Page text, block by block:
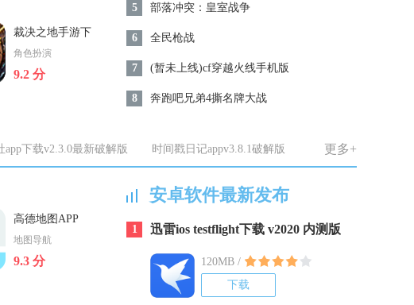
武器控的天堂。
游下载v1.0.0
一款极其真正的
游戏，它有着比
节，在这儿你可
立即下载
裁决之地手游下
载v1.0.0
角色扮演
9.2 分
游戏版是一款类传
手机游戏以传奇
任何地方都能够
奇的身影，令小
们们再次感受
5 部落冲突：皇室战争
6 全民枪战
7 (暂未上线)cf穿越火线手机版
8 奔跑吧兄弟4撕名牌大战
app下载v2.3.0最新破解版
时间戳日记appv3.8.1破解版
下载v2021
VMOS Pro破解版下载 V1.0.9 安卓最新版
更多+
高德地图APP
地图导航
9.3 分
安卓软件最新发布
1 迅雷ios testflight下载 v2020 内测版
120MB /
下载